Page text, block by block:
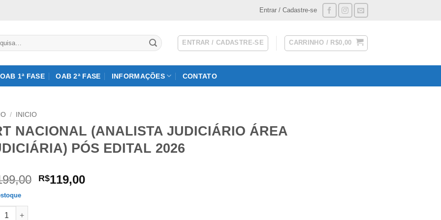
Entrar / Cadastre-se
ENTRAR / CADASTRE-SE CARRINHO / R$0,00
OAB 1ª FASE OAB 2ª FASE INFORMAÇÕES CONTATO
/ INICIO
NACIONAL (ANALISTA JUDICIÁRIO ÁREA
PÓS EDITAL 2026
O
R$119,00O
NACIONAL (ANALISTA JUDICIÁRIO ÁREA JUDICIÁRIA) PÓS EDITAL 2026 quantidade